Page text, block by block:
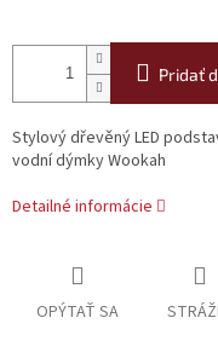
Pridať
Stylový dřevěný LED
vodní dýmky Wookah
Detailné informácie
OPÝTAŤ SA